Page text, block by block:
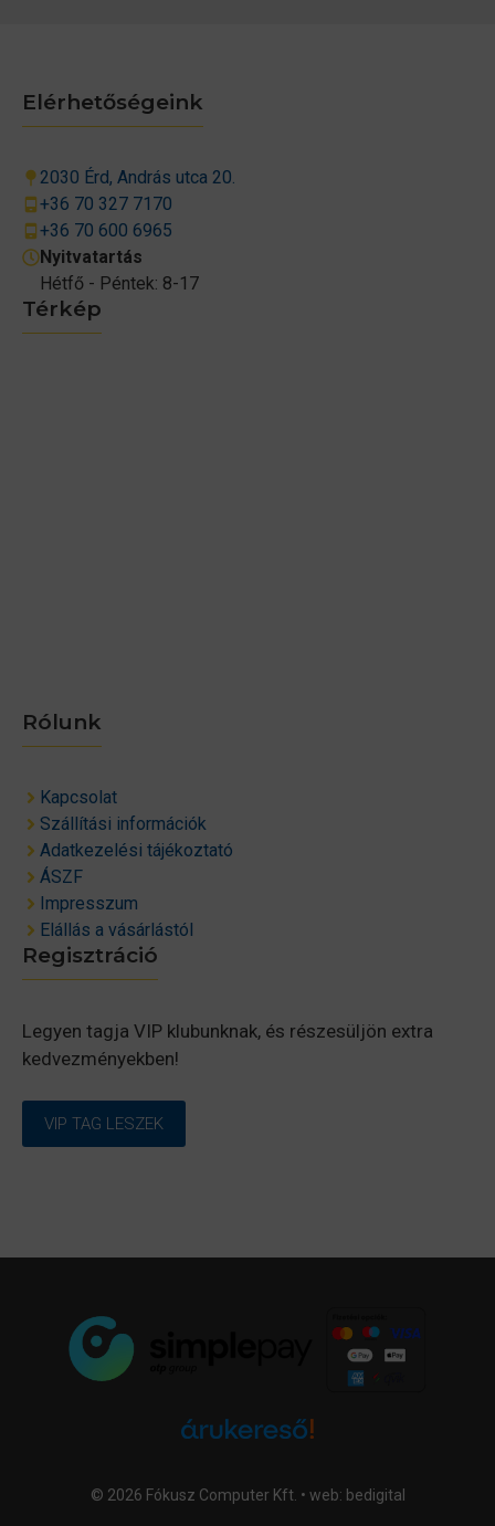
Térkép
Rólunk
Kapcsolat
Szállítási információk
Adatkezelési tájékoztató
ÁSZF
Impresszum
Elállás a vásárlástól
Elérhetőségeink
2030 Érd, András utca 20.
+36 70 327 7170
+36 70 600 6965
Nyitvatartás
Hétfő - Péntek: 8-17
Regisztráció
Legyen tagja VIP klubunknak, és részesüljön extra
kedvezményekben!
VIP TAG LESZEK
© 2026 Fókusz Computer Kft. • web: bedigital